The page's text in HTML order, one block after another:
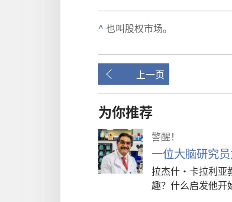
^ 也叫股权市场。
上一页
为你推荐
警醒！
一位大脑研究
拉杰什·卡拉利亚
趣？什么启发他开